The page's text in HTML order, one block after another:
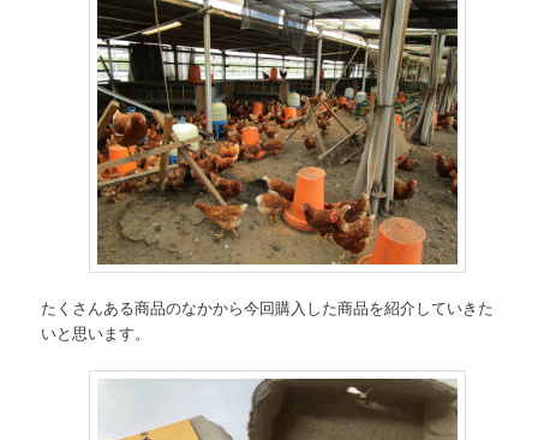
たくさんある商品のなかから今回購入した商品を紹介していきた
いと思います。